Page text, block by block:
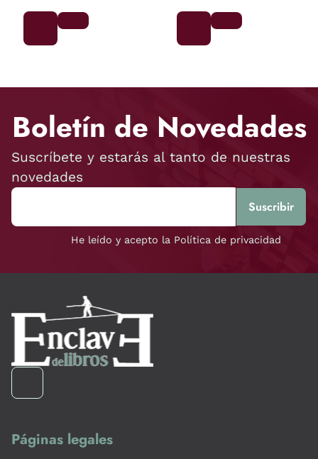
Boletín de Novedades
Suscríbete y estarás al tanto de nuestras
novedades
He leído y acepto la Política de privacidad
Páginas legales